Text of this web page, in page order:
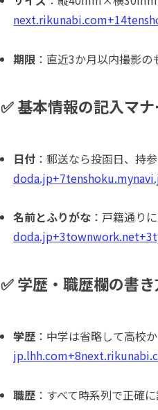
next.rikunabi.com+14
期限 ：直近3か月以内撮影の
✅ 基本情報の記入マナ
日付 ：郵送なら投函日、持
doda.jp+7
名前とふりがな ：戸籍通り
doda.jp+3townwork.net+3
✅ 学歴・職歴欄の書
学歴 ：中学は省略して高校
jp.lhh.com+8
職歴 ：すべて時系列で正確